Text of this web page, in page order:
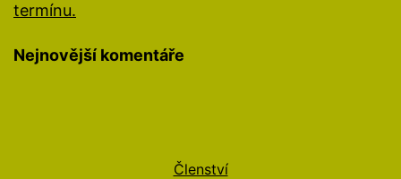
termínu.
Nejnovější komentáře
Členství